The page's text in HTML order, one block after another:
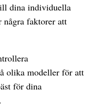
dina individuella
några faktorer att
olika modeller för att
för dina